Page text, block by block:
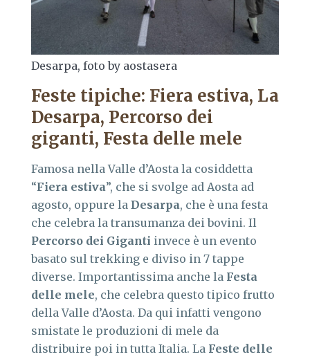
Desarpa, foto by aostasera
Feste tipiche: Fiera estiva, La
Desarpa, Percorso dei
giganti, Festa delle mele
Famosa nella Valle d’Aosta la cosiddetta
“Fiera estiva”, che si svolge ad Aosta ad
agosto, oppure la Desarpa, che è una festa
che celebra la transumanza dei bovini. Il
Percorso dei Giganti invece è un evento
basato sul trekking e diviso in 7 tappe
diverse. Importantissima anche la Festa
delle mele, che celebra questo tipico frutto
della Valle d’Aosta. Da qui infatti vengono
smistate le produzioni di mele da
distribuire poi in tutta Italia. La Feste delle